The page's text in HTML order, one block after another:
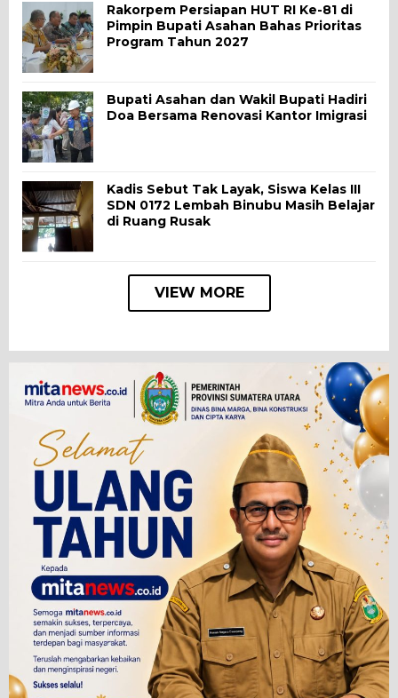
Rakorpem Persiapan HUT RI Ke-81 di
Pimpin Bupati Asahan Bahas Prioritas
Program Tahun 2027
Bupati Asahan dan Wakil Bupati Hadiri
Doa Bersama Renovasi Kantor Imigrasi
Kadis Sebut Tak Layak, Siswa Kelas III
SDN 0172 Lembah Binubu Masih Belajar
di Ruang Rusak
VIEW MORE